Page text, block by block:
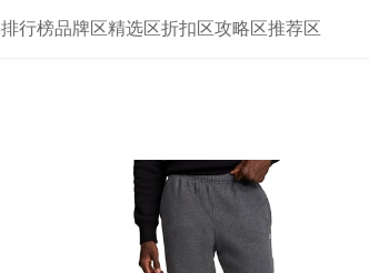
排行榜品牌区精选区折扣区攻略区推荐区